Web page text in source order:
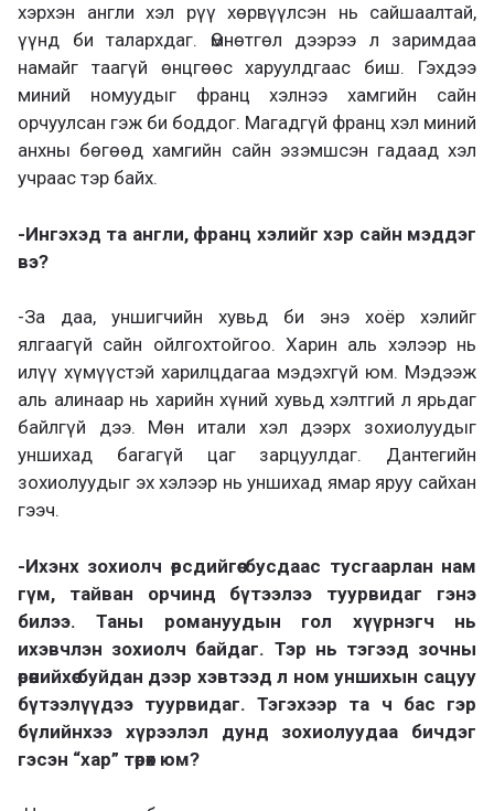
хэрхэн англи хэл рүү хөрвүүлсэн нь сайшаалтай,
үүнд би талархдаг. Өмнөтгөл дээрээ л заримдаа
намайг таагүй өнцгөөс харуулдгаас биш. Гэхдээ
миний номуудыг франц хэлнээ хамгийн сайн
орчуулсан гэж би боддог. Магадгүй франц хэл миний
анхны бөгөөд хамгийн сайн эзэмшсэн гадаад хэл
учраас тэр байх.
-Ингэхэд та англи, франц хэлийг хэр сайн мэддэг
вэ?
-За даа, уншигчийн хувьд би энэ хоёр хэлийг
ялгаагүй сайн ойлгохтойгоо. Харин аль хэлээр нь
илүү хүмүүстэй харилцдагаа мэдэхгүй юм. Мэдээж
аль алинаар нь харийн хүний хувьд хэлтгий л ярьдаг
байлгүй дээ. Мөн итали хэл дээрх зохиолуудыг
уншихад багагүй цаг зарцуулдаг. Дантегийн
зохиолуудыг эх хэлээр нь уншихад ямар яруу сайхан
гээч.
-Ихэнх зохиолч өөрсдийгөө бусдаас тусгаарлан нам
гүм, тайван орчинд бүтээлээ туурвидаг гэнэ
билээ. Таны романуудын гол хүүрнэгч нь
ихэвчлэн зохиолч байдаг. Тэр нь тэгээд зочны
өрөөнийхөө буйдан дээр хэвтээд л ном уншихын сацуу
бүтээлүүдээ туурвидаг. Тэгэхээр та ч бас гэр
бүлийнхээ хүрээлэл дунд зохиолуудаа бичдэг
гэсэн “хар” төрөх юм?